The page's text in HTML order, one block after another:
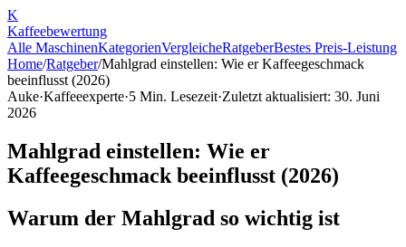
K
Kaffeebewertung
Alle MaschinenKategorienVergleicheRatgeberBestes Preis-Leistung
Home/Ratgeber/Mahlgrad einstellen: Wie er Kaffeegeschmack
beeinflusst (2026)
Auke·Kaffeeexperte·5 Min. Lesezeit·Zuletzt aktualisiert: 30. Juni
2026
Mahlgrad einstellen: Wie er
Kaffeegeschmack beeinflusst (2026)
Warum der Mahlgrad so wichtig ist